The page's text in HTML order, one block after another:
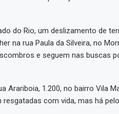
do Rio, um deslizamento de
na rua Paula da Silveira, no
e seguem nas buscas
Arariboia, 1.200, no bairro Vila
com vida, mas há